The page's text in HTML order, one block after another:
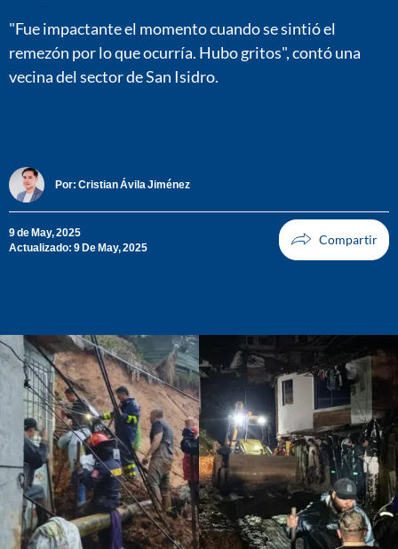
"Fue impactante el momento cuando se sintió el
remezón por lo que ocurría. Hubo gritos", contó una
vecina del sector de San Isidro.
Por: Cristian Ávila Jiménez
9 de May, 2025
Actualizado: 9 De May, 2025